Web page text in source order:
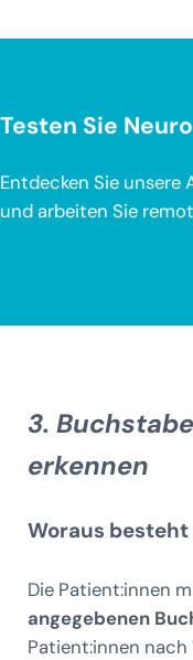
Testen Sie
Entdecken Sie unsere
und arbeiten Sie
3.
erkennen
Woraus besteht
Die Patient:innen
angegebenen
Patient:innen